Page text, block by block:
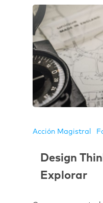
Acción Magistral
Design
Explorar